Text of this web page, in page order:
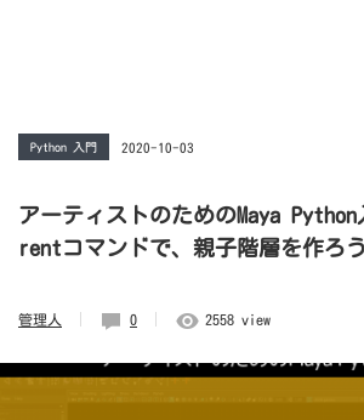
Python 入門 2020-10-03
アーティストのためのMaya
rentコマンドで、親子階層を作ろう
管理人 0 2558 view